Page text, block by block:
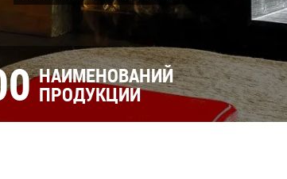
НАИМЕНОВАНИЙ
ПРОДУКЦИИ